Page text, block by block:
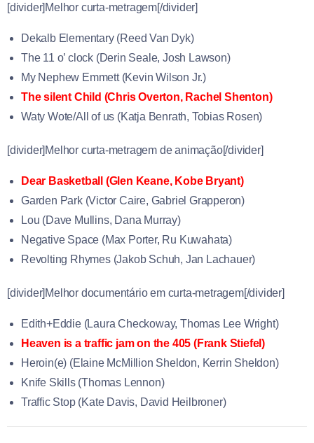
[divider]Melhor curta-metragem[/divider]
Dekalb Elementary (Reed Van Dyk)
The 11 o’ clock (Derin Seale,Josh Lawson)
My Nephew Emmett (Kevin Wilson Jr.)
The silent Child (Chris Overton, Rachel Shenton)
Waty Wote/All of us (Katja Benrath, Tobias Rosen)
[divider]Melhor curta-metragem de animação[/divider]
Dear Basketball (Glen Keane, Kobe Bryant)
Garden Park (Victor Caire, Gabriel Grapperon)
Lou (Dave Mullins, Dana Murray)
Negative Space (Max Porter, Ru Kuwahata)
Revolting Rhymes (Jakob Schuh, Jan Lachauer)
[divider]Melhor documentário em curta-metragem[/divider]
Edith+Eddie (Laura Checkoway,Thomas Lee Wright)
Heaven is a traffic jam on the 405 (Frank Stiefel)
Heroin(e) (Elaine McMillion Sheldon, Kerrin Sheldon)
Knife Skills (Thomas Lennon)
Traffic Stop (Kate Davis, David Heilbroner)